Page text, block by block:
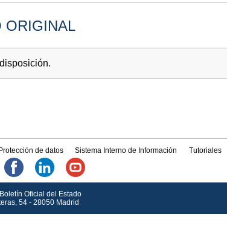
ORIGINAL
Protección de datos Sistema Interno de Información Tutoriales
Oficial del Estado
54 - 28050 Madrid